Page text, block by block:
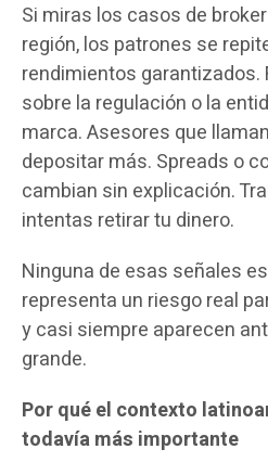
Si miras los casos de
región, los patrones se
rendimientos
sobre la regulación o la
marca. Asesores que
depositar más. Spreads o
cambian sin explicación.
intentas retirar tu dinero.
Ninguna de esas señales
representa un riesgo real
y casi siempre aparecen
grande.
Por qué el contexto
todavía más importante